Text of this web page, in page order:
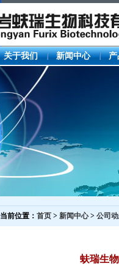
关于我们 新闻中心 产
当前位置： 首页 > 新闻中心> 公司
蚨瑞生